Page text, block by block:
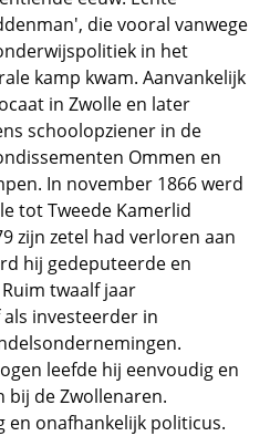
die vooral vanwege
in het
kamp kwam. Aanvankelijk
in Zwolle en later
schoolopziener in de
Ommen en
In november 1866 werd
tot Tweede Kamerlid
zijn zetel had verloren aan
hij gedeputeerde en
twaalf jaar
investeerder in
leefde hij eenvoudig en
bij de Zwollenaren.
en onafhankelijk politicus.